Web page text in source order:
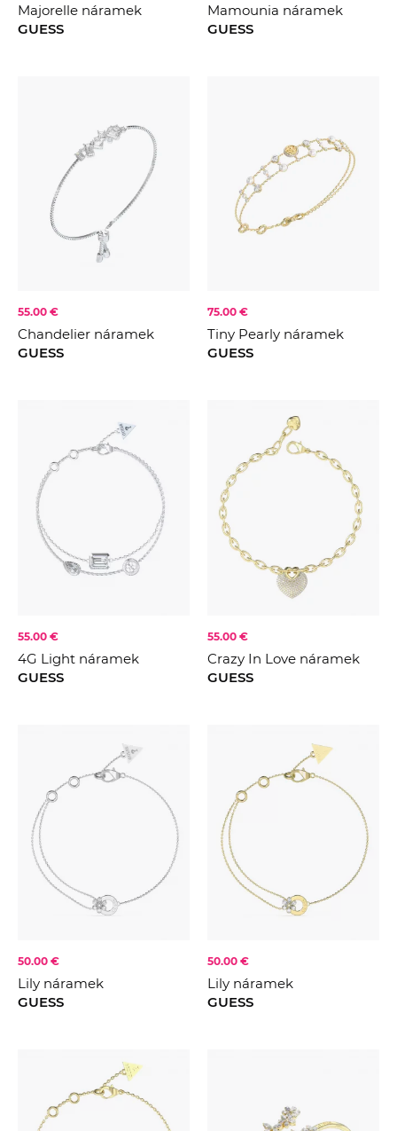
Majorelle náramek
GUESS
Mamounia náramek
GUESS
55.00 €
Chandelier náramek
GUESS
75.00 €
Tiny Pearly náramek
GUESS
55.00 €
4G Light náramek
GUESS
55.00 €
Crazy In Love náramek
GUESS
50.00 €
Lily náramek
GUESS
50.00 €
Lily náramek
GUESS